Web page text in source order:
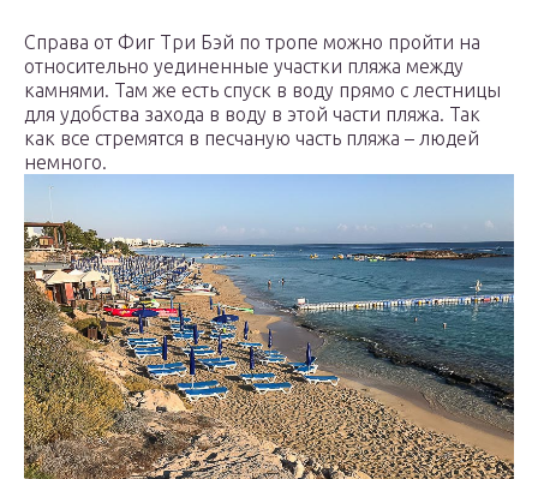
Справа от Фиг Три Бэй по тропе можно пройти на
относительно уединенные участки пляжа между
камнями. Там же есть спуск в воду прямо с лестницы
для удобства захода в воду в этой части пляжа. Так
как все стремятся в песчаную часть пляжа – людей
немного.